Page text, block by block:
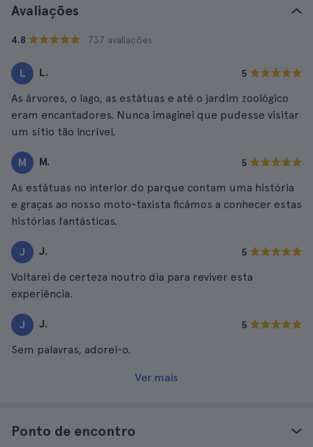
Avaliações
4.8 · 737 avaliações
L L. 5
As árvores, o lago, as estátuas e até o jardim zoológico
eram encantadores. Nunca imaginei que pudesse visitar
um sítio tão incrível.
M M. 5
As estátuas no interior do parque contam uma história
e graças ao nosso moto-taxista ficámos a conhecer estas
histórias fantásticas.
J J. 5
Voltarei de certeza noutro dia para reviver esta
experiência.
J J. 5
Sem palavras, adorei-o.
Ver mais
Ponto de encontro